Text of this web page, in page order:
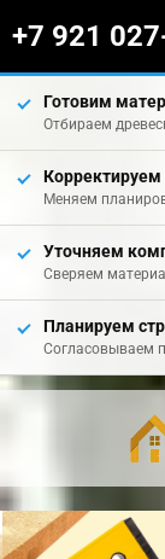
+7 921
Готовим
Отбираем
Меняем
Уточняем
Сверяем
Планируем
Согласовываем